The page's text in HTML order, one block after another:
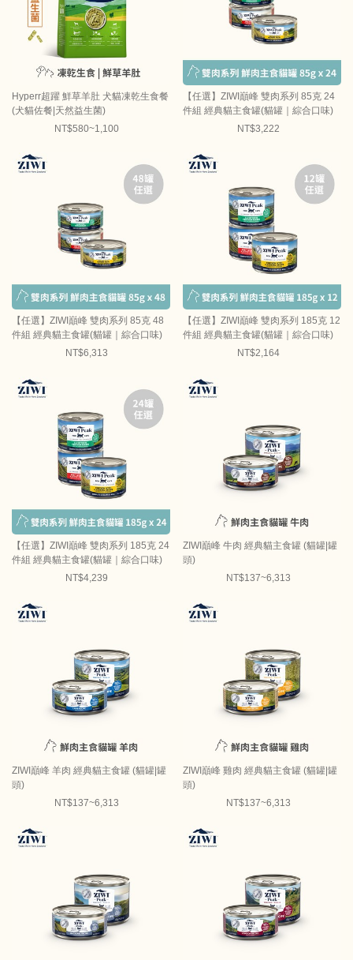
Hyperr超躍 鮮草羊肚 犬貓凍乾生食餐
(犬貓佐餐|天然益生菌)
NT$580~1,100
【任選】ZIWI巔峰 雙肉系列 85克 24
件組 經典貓主食罐(貓罐｜綜合口味)
NT$3,222
【任選】ZIWI巔峰 雙肉系列 85克 48
件組 經典貓主食罐(貓罐｜綜合口味)
NT$6,313
【任選】ZIWI巔峰 雙肉系列 185克 12
件組 經典貓主食罐(貓罐｜綜合口味)
NT$2,164
【任選】ZIWI巔峰 雙肉系列 185克 24
件組 經典貓主食罐(貓罐｜綜合口味)
NT$4,239
ZIWI巔峰 牛肉 經典貓主食罐 (貓罐|罐
頭)
NT$137~6,313
ZIWI巔峰 羊肉 經典貓主食罐 (貓罐|罐
頭)
NT$137~6,313
ZIWI巔峰 雞肉 經典貓主食罐 (貓罐|罐
頭)
NT$137~6,313